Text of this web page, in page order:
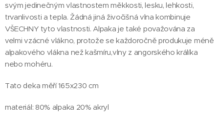
svým jedinečným vlastnostem měkkosti, lesku, lehkosti,
trvanlivosti a tepla. Žádná jiná živočišná vlna kombinuje
VŠECHNY tyto vlastnosti. Alpaka je také považována za
velmi vzácné vlákno, protože se každoročně produkuje méně
alpakového vlákna než kašmíru,vlny z angorského králíka
nebo mohéru.
Tato deka měří 165x230 cm
materiál: 80% alpaka 20% akryl